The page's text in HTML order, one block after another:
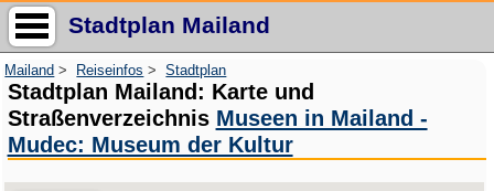
Stadtplan Mailand
Mailand > Reiseinfos >Stadtplan
Stadtplan Mailand: Karte und
Straßenverzeichnis Museen in Mailand -
Mudec: Museum der Kultur